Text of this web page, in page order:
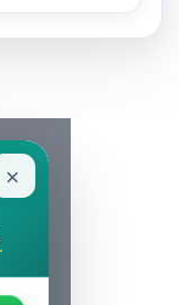
×